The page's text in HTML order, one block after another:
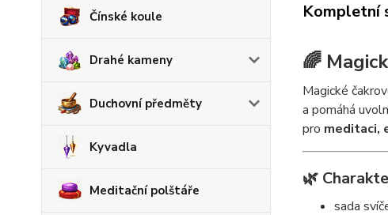
Čínské koule
Drahé kameny
Duchovní předměty
Kyvadla
Meditační polštáře
Kompletní
🌈
Magické
a pomáhá
pro meditaci,
🌿
sada